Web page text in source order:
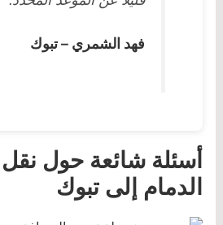
فهد الشمري – تبوك
أسئلة شائعة حول
الدمام إلى تبوك